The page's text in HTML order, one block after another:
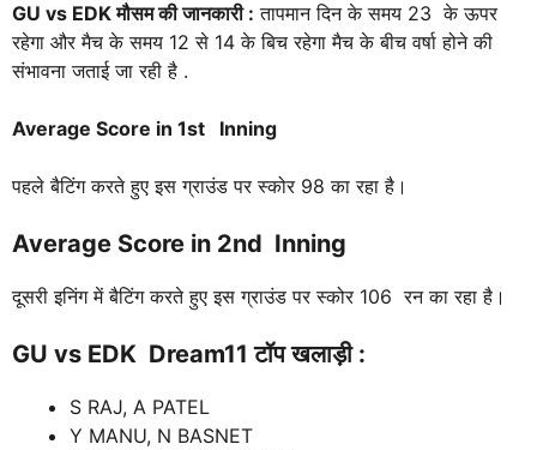
GU vs EDKमौसम की जानकारी : तापमान दिन के समय 23 के ऊपर
रहेगा और मैच के समय 12 से 14 के बिच रहेगा मैच के बीच वर्षा होने की
संभावना जताई जा रही है .
Average Score in 1st Inning
पहले बैटिंग करते हुए इस ग्राउंड पर स्कोर 98 का रहा है।
Average Score in 2nd Inning
दूसरी इनिंग में बैटिंग करते हुए इस ग्राउंड पर स्कोर 106 रन का रहा है।
GU vs EDK Dream11 टॉप खलाड़ी :
S RAJ, A PATEL
Y MANU, N BASNET